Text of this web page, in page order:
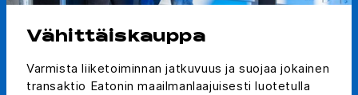
Vähittäiskauppa
Varmista liiketoiminnan jatkuvuus ja suojaa jokainen
transaktio Eatonin maailmanlaajuisesti luotetulla